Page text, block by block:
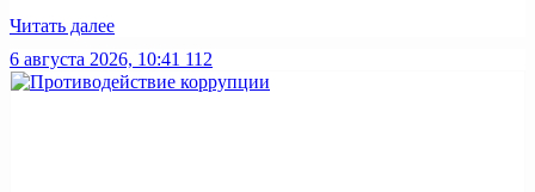
Читать далее
6 августа 2026, 10:41 112